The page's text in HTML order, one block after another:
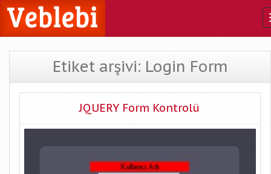
Etiket arşivi: Login Form
JQUERY Form Kontrolü